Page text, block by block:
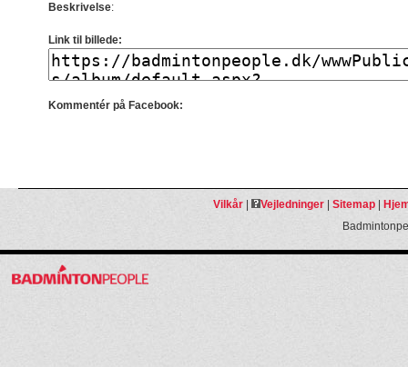
Beskrivelse:
Link til billede:
Kommentér på Facebook:
Vilkår| Vejledninger| Sitemap|